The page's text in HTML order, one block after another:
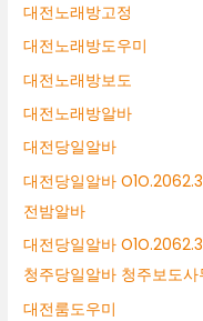
대전노래방고정
대전노래방도우미
대전노래방보도
대전노래방알바
대전당일알바
대전당일알바
전밤알바
대전당일알바
청주당일알바 청주보도사
대전룸도우미